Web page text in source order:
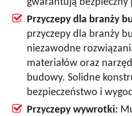
Przyczepy dla branży
przyczepy dla branży
niezawodne
materiałów oraz
budowy. Solidne
bezpieczeństwo i
Przyczepy wywrotki: